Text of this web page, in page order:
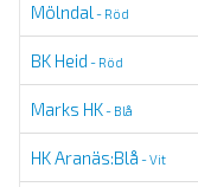
Mölndal - Röd
BK Heid - Röd
Marks HK- Blå
HK Aranäs:Blå - Vit